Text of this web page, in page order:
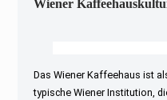
Wiener
Das Wiener Kaffeehaus ist
typische Wiener Institution,